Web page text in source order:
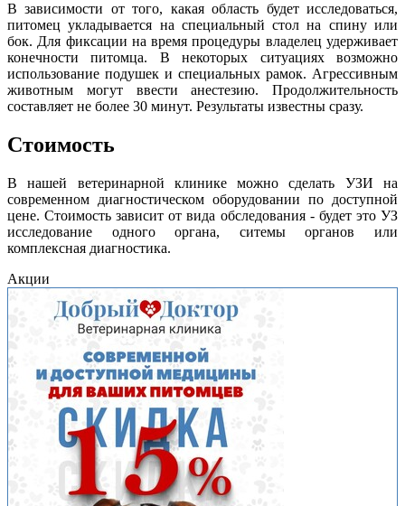
В зависимости от того, какая область будет исследоваться,
питомец укладывается на специальный стол на спину или
бок. Для фиксации на время процедуры владелец удерживает
конечности питомца. В некоторых ситуациях возможно
использование подушек и специальных рамок. Агрессивным
животным могут ввести анестезию. Продолжительность
составляет не более 30 минут. Результаты известны сразу.
Стоимость
В нашей ветеринарной клинике можно сделать УЗИ на
современном диагностическом оборудовании по доступной
цене. Стоимость зависит от вида обследования - будет это УЗ
исследование одного органа, ситемы органов или
комплексная диагностика.
Акции